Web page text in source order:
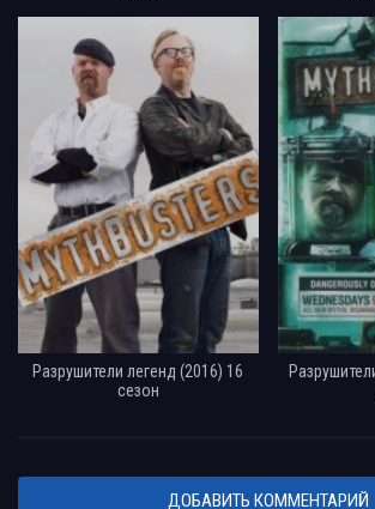
Разрушители легенд (2016) 16
сезон
ДОБАВИТЬ КОММЕНТАРИЙ